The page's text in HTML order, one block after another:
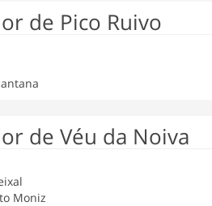
de Pico Ruivo
de Véu da Noiva
Moniz